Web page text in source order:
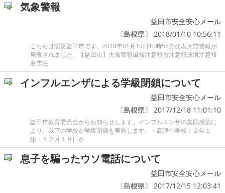
気象警報
益田市安全安心メール
〔島根県〕 2018/01/10 10:56:11
こちらは防災益田市です。2018年01月10日10時55分発表大雪警報が
発表されました。【益田市】大雪警報風雪注意報雷注意報波浪注意報
着雪注
インフルエンザによる学級閉鎖について
益田市安全安心メール
〔島根県〕 2017/12/18 11:01:10
益田市教育委員会からお知らせします。インフルエンザの集団感染に
より、以下の学校が学級閉鎖を実施します。・高津小学校：２年１
組・１２月１９日か
息子を騙ったウソ電話について
益田市安全安心メール
〔島根県〕 2017/12/15 12:03:41